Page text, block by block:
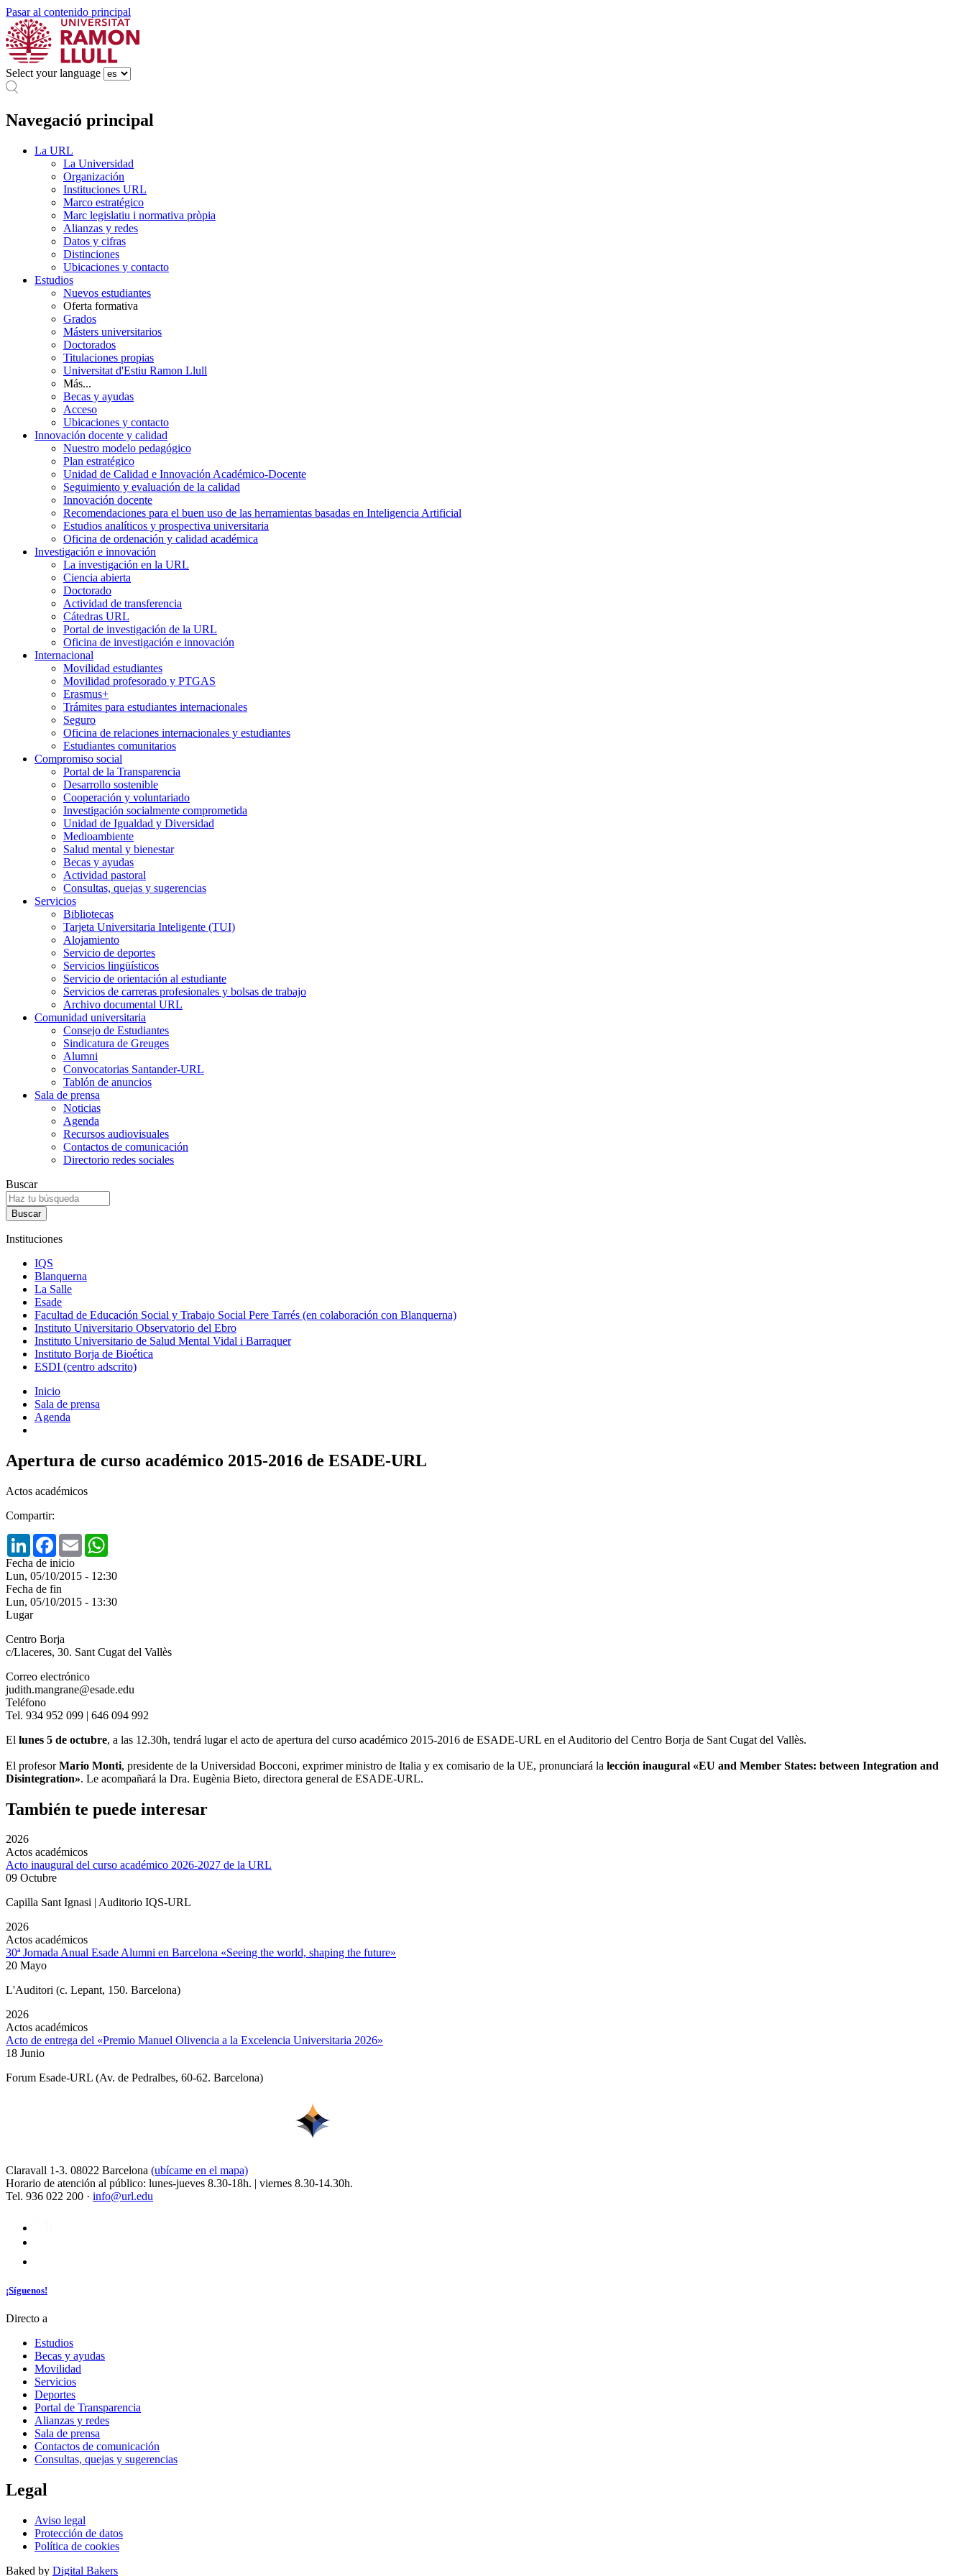
Pasar al contenido principal
Select your language
Navegació principal
La URL
La Universidad
Organización
Instituciones URL
Marco estratégico
Marc legislatiu i normativa pròpia
Alianzas y redes
Datos y cifras
Distinciones
Ubicaciones y contacto
Estudios
Nuevos estudiantes
Oferta formativa
Grados
Másters universitarios
Doctorados
Titulaciones propias
Universitat d'Estiu Ramon Llull
Más...
Becas y ayudas
Acceso
Ubicaciones y contacto
Innovación docente y calidad
Nuestro modelo pedagógico
Plan estratégico
Unidad de Calidad e Innovación Académico-Docente
Seguimiento y evaluación de la calidad
Innovación docente
Recomendaciones para el buen uso de las herramientas basadas en Inteligencia Artificial
Estudios analíticos y prospectiva universitaria
Oficina de ordenación y calidad académica
Investigación e innovación
La investigación en la URL
Ciencia abierta
Doctorado
Actividad de transferencia
Cátedras URL
Portal de investigación de la URL
Oficina de investigación e innovación
Internacional
Movilidad estudiantes
Movilidad profesorado y PTGAS
Erasmus+
Trámites para estudiantes internacionales
Seguro
Oficina de relaciones internacionales y estudiantes
Estudiantes comunitarios
Compromiso social
Portal de la Transparencia
Desarrollo sostenible
Cooperación y voluntariado
Investigación socialmente comprometida
Unidad de Igualdad y Diversidad
Medioambiente
Salud mental y bienestar
Becas y ayudas
Actividad pastoral
Consultas, quejas y sugerencias
Servicios
Bibliotecas
Tarjeta Universitaria Inteligente (TUI)
Alojamiento
Servicio de deportes
Servicios lingüísticos
Servicio de orientación al estudiante
Servicios de carreras profesionales y bolsas de trabajo
Archivo documental URL
Comunidad universitaria
Consejo de Estudiantes
Sindicatura de Greuges
Alumni
Convocatorias Santander-URL
Tablón de anuncios
Sala de prensa
Noticias
Agenda
Recursos audiovisuales
Contactos de comunicación
Directorio redes sociales
Buscar
Instituciones
IQS
Blanquerna
La Salle
Esade
Facultad de Educación Social y Trabajo Social Pere Tarrés (en colaboración con Blanquerna)
Instituto Universitario Observatorio del Ebro
Instituto Universitario de Salud Mental Vidal i Barraquer
Instituto Borja de Bioética
ESDI (centro adscrito)
Inicio
Sala de prensa
Agenda
Apertura de curso académico 2015-2016 de ESADE-URL
Actos académicos
Compartir:
LinkedInFacebook
Email
Fecha de inicio
Lun, 05/10/2015 - 12:30
Fecha de fin
Lun, 05/10/2015 - 13:30
Lugar
Centro Borja
c/Llaceres, 30. Sant Cugat del Vallès
Correo electrónico
judith.mangrane@esade.edu
Teléfono
Tel. 934 952 099 | 646 094 992
El lunes 5 de octubre, a las 12.30h, tendrá lugar el acto de apertura del curso académico 2015-2016 de ESADE-URL en el Auditorio del Centro Borja de Sant Cugat del Vallès.
El profesorMario Monti, presidente de la Universidad Bocconi, exprimer ministro de Italia y ex comisario de la UE, pronunciará la lección inaugural «EU and Member States: between Integration and
Disintegration». Le acompañará la Dra. Eugènia Bieto, directora general de ESADE-URL.
También te puede interesar
2026
Actos académicos
Acto inaugural del curso académico 2026-2027 de la URL
09 Octubre
Capilla Sant Ignasi | Auditorio IQS-URL
2026
Actos académicos
30ª Jornada Anual Esade Alumni en Barcelona «Seeing the world, shaping the future»
20 Mayo
L'Auditori (c. Lepant, 150. Barcelona)
2026
Actos académicos
Acto de entrega del «Premio Manuel Olivencia a la Excelencia Universitaria 2026»
18 Junio
Forum Esade-URL (Av. de Pedralbes, 60-62. Barcelona)
Claravall 1-3. 08022 Barcelona (ubícame en el mapa)
Horario de atención al público: lunes-jueves 8.30-18h. | viernes 8.30-14.30h.
Tel. 936 022 200 · info@url.edu
¡Síguenos!
Directo a
Estudios
Becas y ayudas
Movilidad
Servicios
Deportes
Portal de Transparencia
Alianzas y redes
Sala de prensa
Contactos de comunicación
Consultas, quejas y sugerencias
Legal
Aviso legal
Protección de datos
Política de cookies
Baked by Digital Bakers